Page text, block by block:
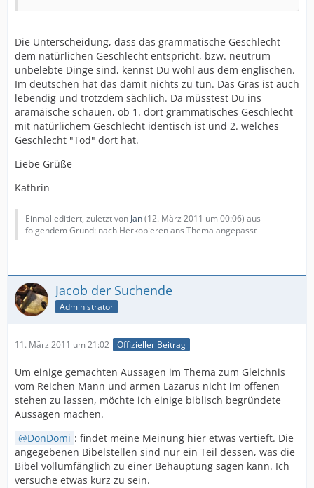
Die Unterscheidung, dass das grammatische Geschlecht
dem natürlichen Geschlecht entspricht, bzw. neutrum
unbelebte Dinge sind, kennst Du wohl aus dem englischen.
Im deutschen hat das damit nichts zu tun. Das Gras ist auch
lebendig und trotzdem sächlich. Da müsstest Du ins
aramäische schauen, ob 1. dort grammatisches Geschlecht
mit natürlichem Geschlecht identisch ist und 2. welches
Geschlecht "Tod" dort hat.
Liebe Grüße
Kathrin
Einmal editiert, zuletzt von Jan(12. März 2011 um 00:06) aus
folgendem Grund: nach Herkopieren ans Thema angepasst
Jacob der Suchende
Administrator
11. März 2011 um 21:02 Offizieller Beitrag
Um einige gemachten Aussagen im Thema zum Gleichnis
vom Reichen Mann und armen Lazarus nicht im offenen
stehen zu lassen, möchte ich einige biblisch begründete
Aussagen machen.
DonDomi : findet meine Meinung hier etwas vertieft. Die
angegebenen Bibelstellen sind nur ein Teil dessen, was die
Bibel vollumfänglich zu einer Behauptung sagen kann. Ich
versuche etwas kurz zu sein.